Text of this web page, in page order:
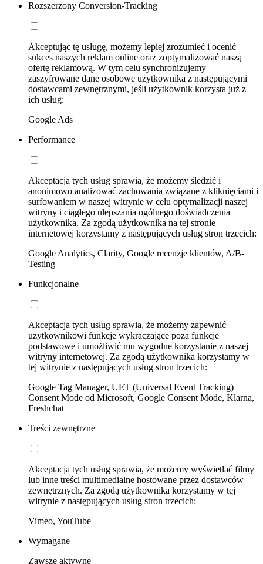
Rozszerzony Conversion-Tracking
Akceptując tę usługę, możemy lepiej zrozumieć i ocenić
sukces naszych reklam online oraz zoptymalizować naszą
ofertę reklamową. W tym celu synchronizujemy
zaszyfrowane dane osobowe użytkownika z następującymi
dostawcami zewnętrznymi, jeśli użytkownik korzysta już z
ich usług:
Google Ads
Performance
Akceptacja tych usług sprawia, że możemy śledzić i
anonimowo analizować zachowania związane z kliknięciami i
surfowaniem w naszej witrynie w celu optymalizacji naszej
witryny i ciągłego ulepszania ogólnego doświadczenia
użytkownika. Za zgodą użytkownika na tej stronie
internetowej korzystamy z następujących usług stron trzecich:
Google Analytics, Clarity, Google recenzje klientów, A/B-
Testing
Funkcjonalne
Akceptacja tych usług sprawia, że możemy zapewnić
użytkownikowi funkcje wykraczające poza funkcje
podstawowe i umożliwić mu wygodne korzystanie z naszej
witryny internetowej. Za zgodą użytkownika korzystamy w
tej witrynie z następujących usług stron trzecich:
Google Tag Manager, UET (Universal Event Tracking)
Consent Mode od Microsoft, Google Consent Mode, Klarna,
Freshchat
Treści zewnętrzne
Akceptacja tych usług sprawia, że możemy wyświetlać filmy
lub inne treści multimedialne hostowane przez dostawców
zewnętrznych. Za zgodą użytkownika korzystamy w tej
witrynie z następujących usług stron trzecich:
Vimeo, YouTube
Wymagane
Zawsze aktywne